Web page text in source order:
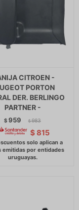
CITROEN -
PORTON
DER. BERLINGO
PARTNER -
$959 $ 983
$ 815